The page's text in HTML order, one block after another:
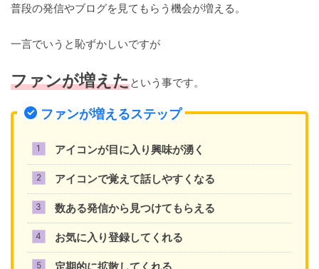
普段の発信やブログを見てもらう機会が増える。
一言でいうと恥ずかしいですが
ファンが増えたという事です。
ファンが増えるステップ
アイコンが目に入り興味が湧く
アイコンで覚えて話しやすくなる
数ある発信から見つけてもらえる
お気に入り登録してくれる